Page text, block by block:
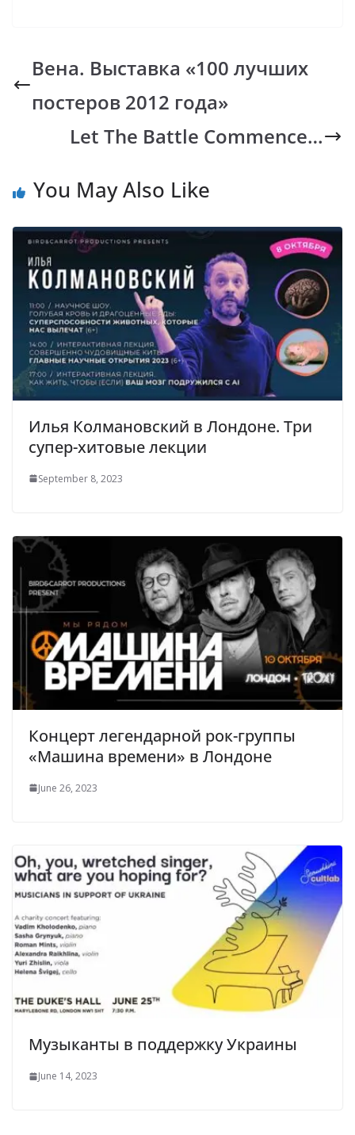
b
o
o
s
A
p
p
y
Li
n
k
gr
a
m
Вена. Выставка «100 лучших
постеров 2012 года»
Let The Battle Commence…
You May Also Like
Илья Колмановский в Лондоне. Три
супер-хитовые лекции
September 8, 2023
Концерт легендарной рок-группы
«Машина времени» в Лондоне
June 26, 2023
Музыканты в поддержку Украины
June 14, 2023